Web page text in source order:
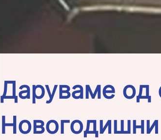
Даруваме од